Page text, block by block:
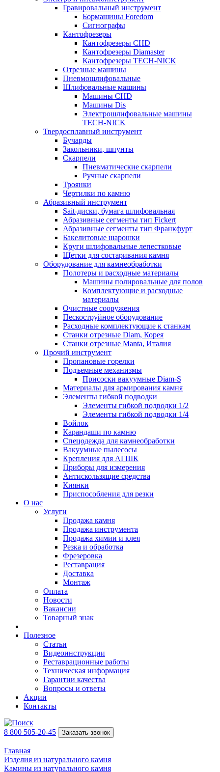
Гравировальный инструмент
Бормашины Foredom
Сигнографы
Кантофрезеры
Кантофрезеры CHD
Кантофрезеры Diamaster
Кантофрезеры TECH-NICK
Отрезные машины
Пневмошлифовальные
Шлифовальные машины
Машины CHD
Машины Dis
Электрошлифовальные машины
TECH-NICK
Твердосплавный инструмент
Бучарды
Закольники, шпунты
Скарпели
Пневматические скарпели
Ручные скарпели
Троянки
Чертилки по камню
Абразивный инструмент
Sait-диски, бумага шлифовальная
Абразивные сегменты тип Fickert
Абразивные сегменты тип Франкфурт
Бакелитовые шарошки
Круги шлифовальные лепестковые
Щетки для состаривания камня
Оборудование для камнеобработки
Полотеры и расходные материалы
Машины полировальные для полов
Комплектующие и расходные
материалы
Очистные сооружения
Пескоструйное оборудование
Расходные комплектующие к станкам
Станки отрезные Diam, Корея
Станки отрезные Manta, Италия
Прочий инструмент
Пропановые горелки
Подъeмные механизмы
Присоски вакуумные Diam-S
Материалы для армирования камня
Элементы гибкой подводки
Элементы гибкой подводки 1/2
Элементы гибкой подводки 1/4
Войлок
Карандаши по камню
Спецодежда для камнеобработки
Вакуумные пылесосы
Крепления для АГШК
Приборы для измерения
Антискользящие средства
Киянки
Приспособления для резки
О нас
Услуги
Продажа камня
Продажа инструмента
Продажа химии и клея
Резка и обработка
Фрезеровка
Реставрация
Доставка
Монтаж
Оплата
Новости
Вакансии
Товарный знак
Полезное
Статьи
Видеоинструкции
Реставрационные работы
Техническая информация
Гарантии качества
Вопросы и ответы
Акции
Контакты
8 800 505-20-45 Заказать звонок
Главная
Изделия из натурального камня
Камины из натурального камня